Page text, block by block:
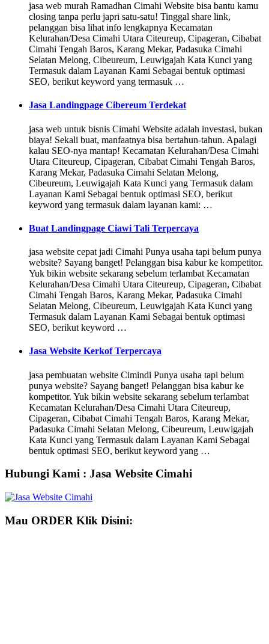
jasa web murah Ramadhan Cimahi Website bisa bantu kamu
closing tanpa perlu japri satu-satu! Tinggal share link,
pelanggan bisa lihat info lengkapnya Kecamatan
Kelurahan/Desa Cimahi Utara Citeureup, Cipageran, Cibabat
Cimahi Tengah Baros, Karang Mekar, Padasuka Cimahi
Selatan Melong, Cibeureum, Leuwigajah Kata Kunci yang
Termasuk dalam Layanan Kami Sebagai bentuk optimasi
SEO, berikut keyword yang termasuk …
Jasa Landingpage Cibereum Terdekat
jasa web untuk bisnis Cimahi Website adalah investasi, bukan
biaya! Sekali buat, manfaatnya bisa bertahun-tahun. Apalagi
kalau SEO-nya mantap! Kecamatan Kelurahan/Desa Cimahi
Utara Citeureup, Cipageran, Cibabat Cimahi Tengah Baros,
Karang Mekar, Padasuka Cimahi Selatan Melong,
Cibeureum, Leuwigajah Kata Kunci yang Termasuk dalam
Layanan Kami Sebagai bentuk optimasi SEO, berikut
keyword yang termasuk dalam layanan kami: …
Buat Landingpage Ciawi Tali Terpercaya
jasa website cepat jadi Cimahi Punya usaha tapi belum punya
website? Sayang banget! Pelanggan bisa kabur ke kompetitor.
Yuk bikin website sekarang sebelum terlambat Kecamatan
Kelurahan/Desa Cimahi Utara Citeureup, Cipageran, Cibabat
Cimahi Tengah Baros, Karang Mekar, Padasuka Cimahi
Selatan Melong, Cibeureum, Leuwigajah Kata Kunci yang
Termasuk dalam Layanan Kami Sebagai bentuk optimasi
SEO, berikut keyword …
Jasa Website Kerkof Terpercaya
jasa pembuatan website Cimindi Punya usaha tapi belum
punya website? Sayang banget! Pelanggan bisa kabur ke
kompetitor. Yuk bikin website sekarang sebelum terlambat
Kecamatan Kelurahan/Desa Cimahi Utara Citeureup,
Cipageran, Cibabat Cimahi Tengah Baros, Karang Mekar,
Padasuka Cimahi Selatan Melong, Cibeureum, Leuwigajah
Kata Kunci yang Termasuk dalam Layanan Kami Sebagai
bentuk optimasi SEO, berikut keyword yang …
Hubungi Kami : Jasa Website Cimahi
Mau ORDER Klik Disini: